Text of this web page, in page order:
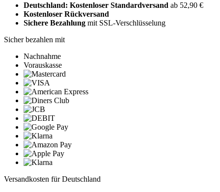
Deutschland: Kostenloser Standardversand ab 52,90 €
Kostenloser Rückversand
Sichere Bezahlung mit SSL-Verschlüsselung
Sicher bezahlen mit
Nachnahme
Vorauskasse
Versandkosten für Deutschland